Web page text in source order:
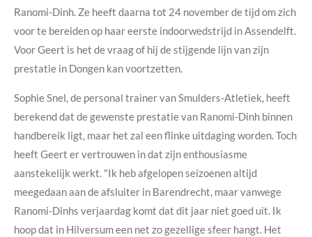
Ranomi-Dinh. Ze heeft daarna tot 24 november de tijd om zich
voor te bereiden op haar eerste indoorwedstrijd in Assendelft.
Voor Geert is het de vraag of hij de stijgende lijn van zijn
prestatie in Dongen kan voortzetten.
Sophie Snel, de personal trainer van Smulders-Atletiek, heeft
berekend dat de gewenste prestatie van Ranomi-Dinh binnen
handbereik ligt, maar het zal een flinke uitdaging worden. Toch
heeft Geert er vertrouwen in dat zijn enthousiasme
aanstekelijk werkt. "Ik heb afgelopen seizoenen altijd
meegedaan aan de afsluiter in Barendrecht, maar vanwege
Ranomi-Dinhs verjaardag komt dat dit jaar niet goed uit. Ik
hoop dat in Hilversum een net zo gezellige sfeer hangt. Het